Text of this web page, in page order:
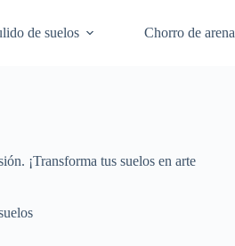
de suelos
Chorro de arena
¡Transforma tus suelos en arte